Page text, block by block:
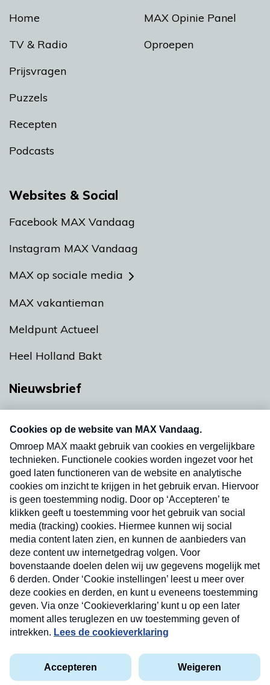
Home
TV & Radio
Prijsvragen
Puzzels
Recepten
Podcasts
MAX Opinie Panel
Oproepen
Websites & Social
Facebook MAX Vandaag
Instagram MAX Vandaag
MAX op sociale media
MAX vakantieman
Meldpunt Actueel
Heel Holland Bakt
Nieuwsbrief
Neem hier een gratis abonnement op onze
nieuwsbrief. Elke vrijdag- en dinsdagochtend in
uw mailbox.
Verzend
Privacyverklaring
Cookieverklaring
Kwetsbaarheid melden
Nieuwsbrief
Neem hier een gratis abonnement op onze
nieuwsbrief. Elke vrijdag- en dinsdagochtend in uw